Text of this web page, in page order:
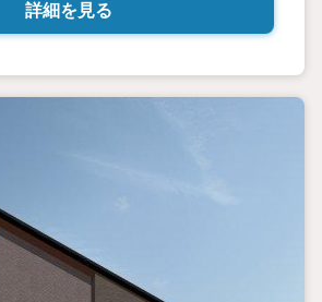
詳細を見る